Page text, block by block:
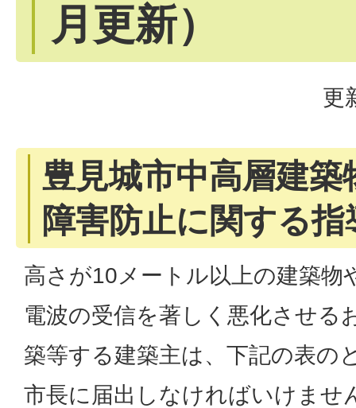
月更新）
更
豊見城市中高層建
障害防止に関する指
高さが10メートル以上の建築物
電波の受信を著しく悪化させる
築等する建築主は、下記の表の
市長に届出しなければいけませ